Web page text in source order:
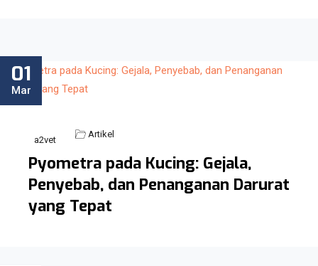
01
Mar
a2vet Artikel
Pyometra pada Kucing: Gejala,
Penyebab, dan Penanganan Darurat
yang Tepat